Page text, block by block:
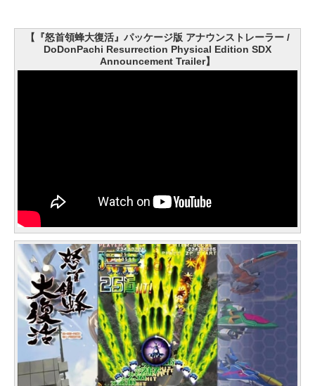
【『怒首領蜂大復活』パッケージ版 アナウンストレーラー /
DoDonPachi Resurrection Physical Edition SDX
Announcement Trailer】